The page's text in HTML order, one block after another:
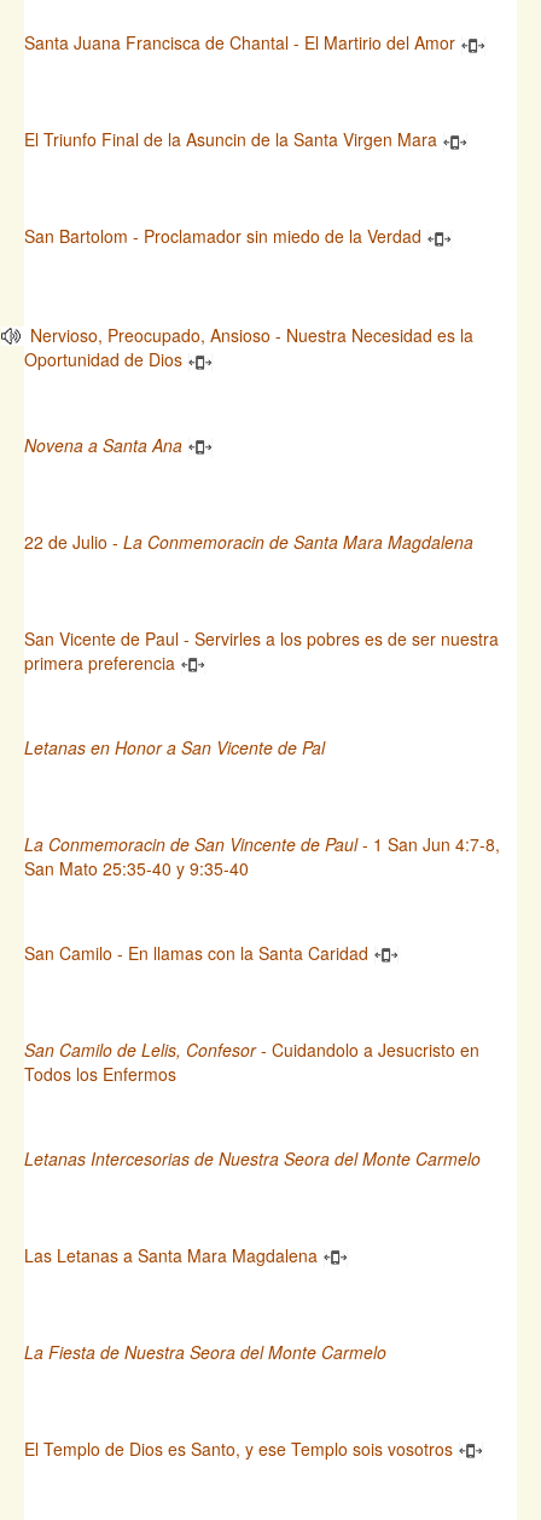
Santa Juana Francisca de Chantal - El Martirio del Amor
El Triunfo Final de la Asuncin de la Santa Virgen Mara
San Bartolom - Proclamador sin miedo de la Verdad
Nervioso, Preocupado, Ansioso - Nuestra Necesidad es la
Oportunidad de Dios
Novena a Santa Ana
22 de Julio - La Conmemoracin de Santa Mara Magdalena
San Vicente de Paul - Servirles a los pobres es de ser nuestra
primera preferencia
Letanas en Honor a San Vicente de Pal
La Conmemoracin de San Vincente de Paul- 1 San Jun 4:7-8,
San Mato 25:35-40 y 9:35-40
San Camilo - En llamas con la Santa Caridad
San Camilo de Lelis, Confesor- Cuidandolo a Jesucristo en
Todos los Enfermos
Letanas Intercesorias de Nuestra Seora del Monte Carmelo
Las Letanas a Santa Mara Magdalena
La Fiesta de Nuestra Seora del Monte Carmelo
El Templo de Dios es Santo, y ese Templo sois vosotros